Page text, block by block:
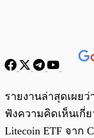
พร้อมเล่น
รายงานล่าสุดเผยว่
ฟังความคิดเห็นเกี่
Litecoin ETF จาก